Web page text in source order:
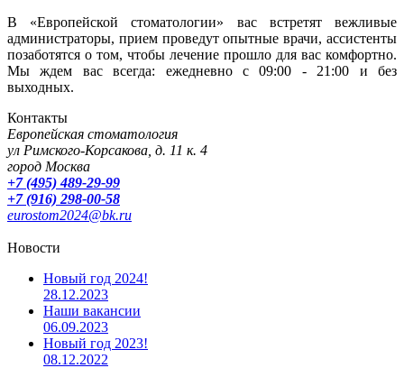
В «Европейской стоматологии» вас встретят вежливые
администраторы, прием проведут опытные врачи, ассистенты
позаботятся о том, чтобы лечение прошло для вас комфортно.
Мы ждем вас всегда: ежедневно с 09:00 - 21:00 и без
выходных.
Контакты
Европейская стоматология
ул Римского-Корсакова, д. 11 к. 4
город Москва
+7 (495) 489-29-99
+7 (916) 298-00-58
eurostom2024@bk.ru
Новости
Новый год 2024!
28.12.2023
Наши вакансии
06.09.2023
Новый год 2023!
08.12.2022